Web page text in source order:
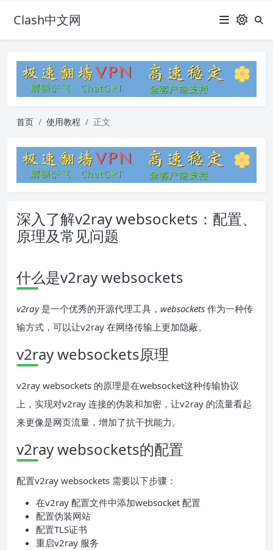
Clash中文网
首页 使用教程 正文
深入了解v2ray websockets：配置、
原理及常见问题
什么是v2ray websockets
v2ray是一个优秀的开源代理工具， websockets 作为一种传
输方式，可以让v2ray 在网络传输上更加隐蔽。
v2ray websockets原理
v2ray websockets 的原理是在websocket这种传输协议
上，实现对v2ray 连接的伪装和加密，让v2ray 的流量看起
来更像是网页流量，增加了抗干扰能力。
v2ray websockets的配置
配置v2ray websockets 需要以下步骤：
在v2ray 配置文件中添加websocket 配置
配置伪装网站
配置TLS证书
重启v2ray 服务